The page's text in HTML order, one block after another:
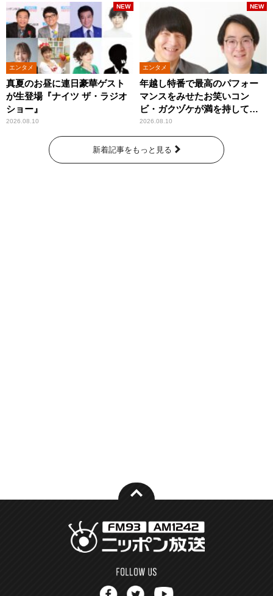
エンタメ
真夏のお昼に連日豪華ゲスト
が生登場『ナイツ ザ・ラジオ
ショー』
2026.08.10
NEW
エンタメ
年越し特番で最高のパフォー
マンスをみせたお笑いコン
ビ・ガクヅケが満を持して
『オールナイトニッポン
0(ZERO)』に登場！
2026.08.10
NEW
新着記事をもっと見る